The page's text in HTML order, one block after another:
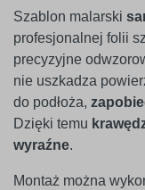
Szablon malarski
profesjonalnej folii
precyzyjne
nie uszkadza
do podłoża,
Dzięki temu
wyraźne.
Montaż można